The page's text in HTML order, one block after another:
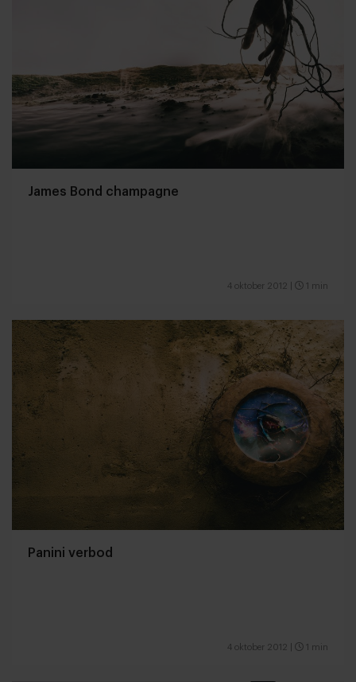
James Bond champagne
4 oktober 2012 1 min
Panini verbod
4 oktober 2012 1 min